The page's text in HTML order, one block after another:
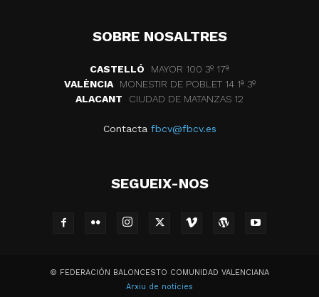
SOBRE NOSALTRES
CASTELLÓ
MAYOR 100 3º 17ª
VALÈNCIA
MONESTIR DE POBLET 14 1ª 3º
ALACANT
CIUDAD DE MATANZAS 12
Contacta fbcv@fbcv.es
SEGUEIX-NOS
© FEDERACIÓN BALONCESTO COMUNIDAD VALENCIANA
Arxiu de notícies